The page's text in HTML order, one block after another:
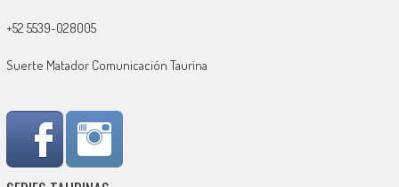
+52 5539-028005
Suerte Matador Comunicación Taurina